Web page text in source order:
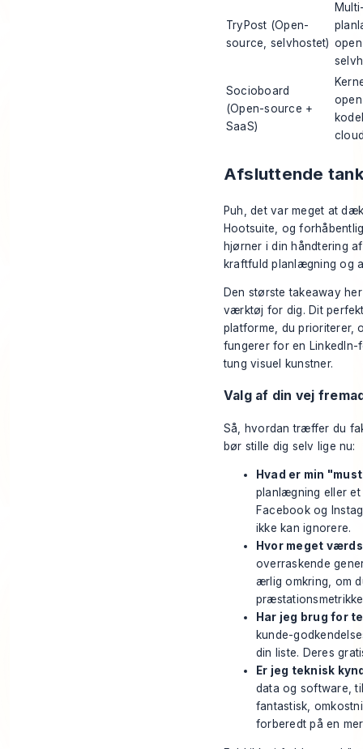
TryPost (Open-
source, selvhostet)
Socioboard
(Open-source +
SaaS)
Afsluttende
Puh, det var meget at
Hootsuite, og
hjørner i din håndtering
kraftfuld planlægning og
Den største takeaway
værktøj for dig. Dit
platforme, du prioriterer,
fungerer for en
tung visuel kunstner.
Valg af din vej
Så, hvordan træffer du
bør stille dig selv lige nu:
Hvad er min
planlægning eller
Facebook og
ikke kan ignorere.
Hvor meget
overraskende
ærlig omkring, om
Har jeg brug for
kunde-
din liste. Deres
Er jeg teknisk
data og software,
fantastisk,
forberedt på en